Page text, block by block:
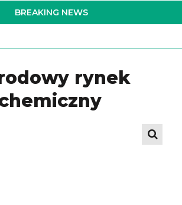
BREAKING NEWS
rynek